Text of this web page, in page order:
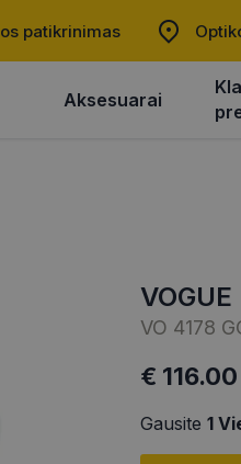
patikrinimas
Aksesuarai
VOGUE
VO 4178
€ 116.00
Gausite 1